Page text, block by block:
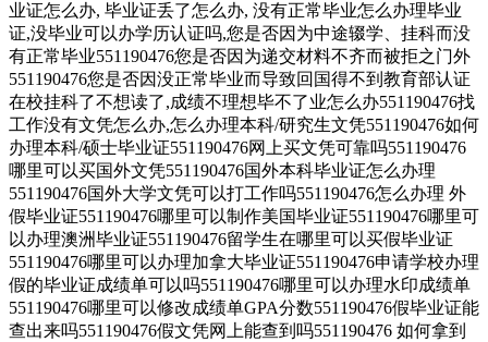
业证怎么办, 毕业证丢了怎么办, 没有正常毕业怎么办理毕业
证,没毕业可以办学历认证吗,您是否因为中途辍学、挂科而没
有正常毕业551190476您是否因为递交材料不齐而被拒之门外
551190476您是否因没正常毕业而导致回国得不到教育部认证
在校挂科了不想读了,成绩不理想毕不了业怎么办551190476找
工作没有文凭怎么办,怎么办理本科/研究生文凭551190476如何
办理本科/硕士毕业证551190476网上买文凭可靠吗551190476
哪里可以买国外文凭551190476国外本科毕业证怎么办理
551190476国外大学文凭可以打工作吗551190476怎么办理 外
假毕业证551190476哪里可以制作美国毕业证551190476哪里可
以办理澳洲毕业证551190476留学生在哪里可以买假毕业证
551190476哪里可以办理加拿大毕业证551190476申请学校办理
假的毕业证成绩单可以吗551190476哪里可以办理水印成绩单
551190476哪里可以修改成绩单GPA分数551190476假毕业证能
查出来吗551190476假文凭网上能查到吗551190476 如何拿到